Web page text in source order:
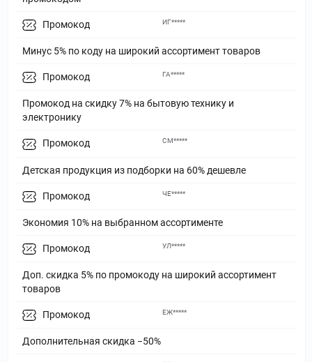
Промокод
Минус 5% по коду на широкий ассортимент товаров
ИГ*****
Промокод
Промокод на скидку 7% на бытовую технику и
электронику
ГА*****
Промокод
Детская продукция из подборки на 60% дешевле
СМ*****
Промокод
Экономия 10% на выбранном ассортименте
ЧЕ*****
Промокод
Доп. скидка 5% по промокоду на широкий ассортимент
товаров
УЛ*****
Промокод
Дополнительная скидка −50%
ЕЖ*****